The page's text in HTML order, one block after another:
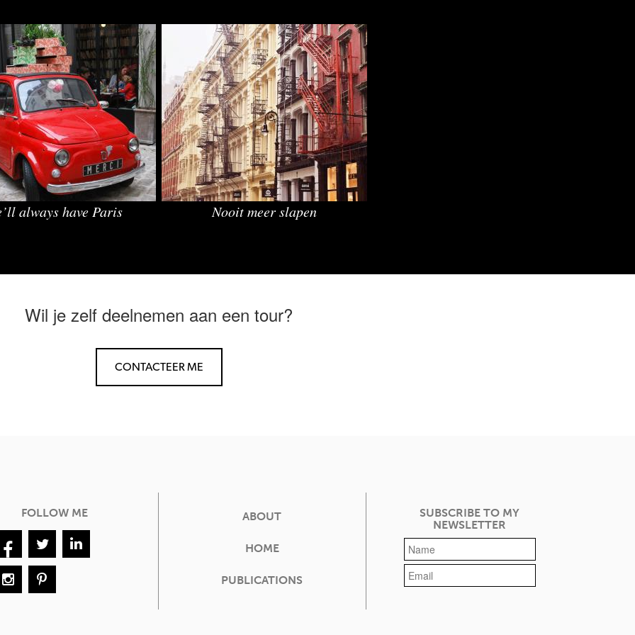
always have Paris Nooit meer slapen
Wil je zelf deelnemen aan een tour?
CONTACTEER ME
FOLLOW ME
ABOUT
HOME
PUBLICATIONS
SUBSCRIBE TO MY
NEWSLETTER